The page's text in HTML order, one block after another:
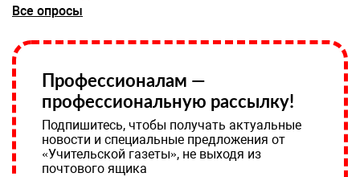
Все опросы
Профессионалам —
профессиональную рассылку!
Подпишитесь, чтобы получать актуальные
новости и специальные предложения от
«Учительской газеты», не выходя из
почтового ящика